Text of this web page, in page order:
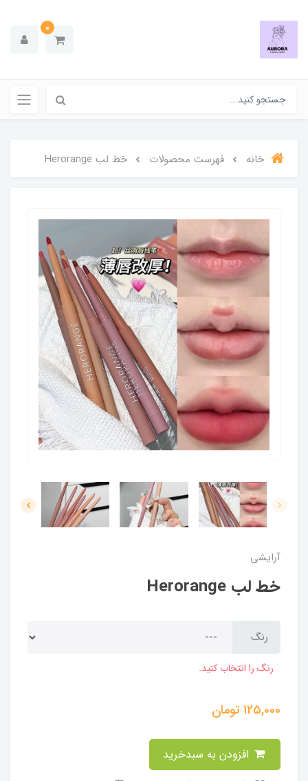
0
خانه فهرست محصولات خط لب Herorange
آرایشی
خط لب Herorange
رنگ
رنگ را انتخاب کنید.
125,000تومان